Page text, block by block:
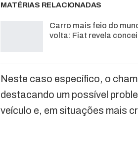
MATÉRIAS RELACIONADAS
Carro mais feio do
volta: Fiat revela
Neste caso específico, o
destacando um possível
veículo e, em situações mais